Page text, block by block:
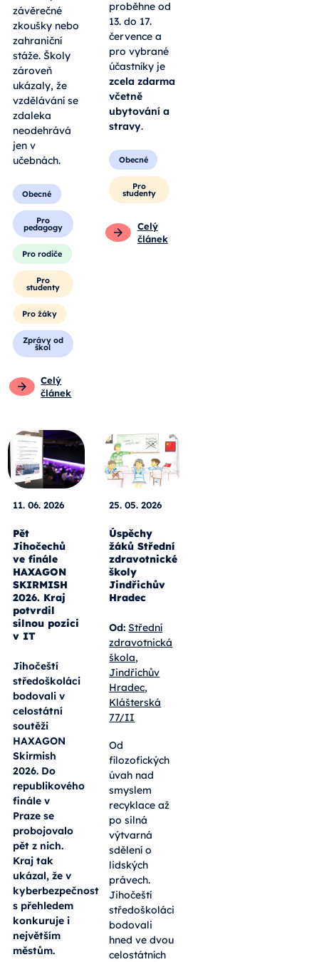
závěrečné
zkoušky nebo
zahraniční
stáže. Školy
zároveň
ukázaly, že
vzdělávání se
zdaleka
neodehrává
jen v
učebnách.
Obecné
Pro
pedagogy
Pro rodiče
Pro
studenty
Pro žáky
Zprávy od
škol
Celý
článek
proběhne od
13. do 17.
července a
pro vybrané
účastníky je
zcela zdarma
včetně
ubytování a
stravy.
Obecné
Pro
studenty
Celý
článek
11. 06. 2026
Pět
Jihočechů
ve finále
HAXAGON
SKIRMISH
2026. Kraj
potvrdil
silnou pozici
v IT
Jihočeští
středoškoláci
bodovali v
celostátní
soutěži
HAXAGON
Skirmish
2026. Do
republikového
finále v
Praze se
probojovalo
pět z nich.
Kraj tak
ukázal, že v
kyberbezpečnosti
s přehledem
konkuruje i
největším
městům.
25. 05. 2026
Úspěchy
žáků Střední
zdravotnické
školy
Jindřichův
Hradec
Od: Střední
zdravotnická
škola,
Jindřichův
Hradec,
Klášterská
77/II
Od
filozofických
úvah nad
smyslem
recyklace až
po silná
výtvarná
sdělení o
lidských
právech.
Jihočeští
středoškoláci
bodovali
hned ve dvou
celostátních